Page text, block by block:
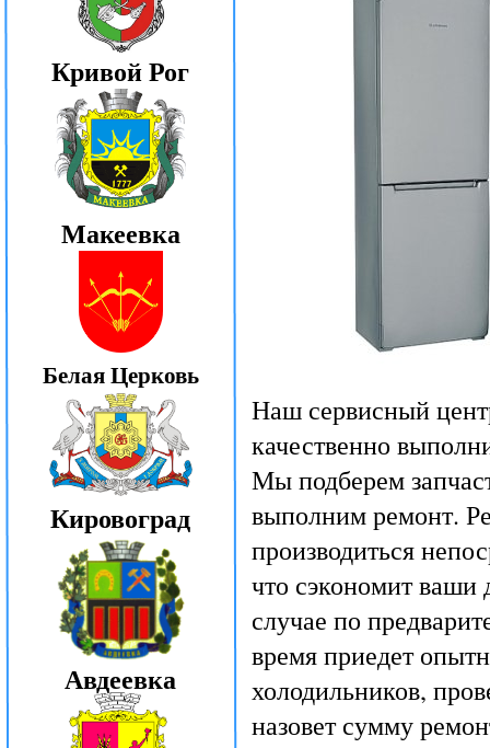
Кривой Рог
Макеевка
Белая Церковь
Кировоград
Авдеевка
Наш сервисный
качественно
Мы подберем
выполним ремонт.
производиться
что сэкономит ваши
случае по
время приедет
холодильников,
назовет сумму